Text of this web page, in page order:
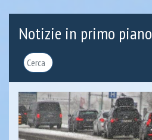
Notizie in primo piano